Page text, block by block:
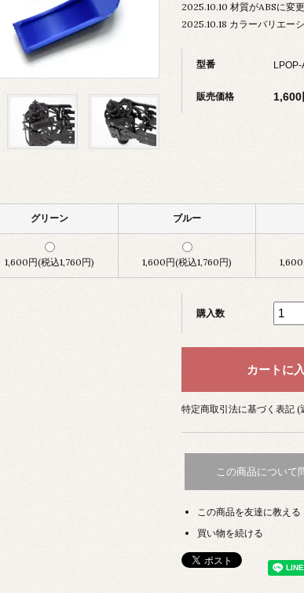
2025.10.10 材質がABSに変
2025.10.18 カラーバリエー
型番 LPOP-
販売価格
グリーン ブルー
1,600円(税込1,760円) 1,600円(税込1,760円)
購入数
特定商取引法に基づく表記 (
この商品について
この商品を友達に教える
買い物を続ける